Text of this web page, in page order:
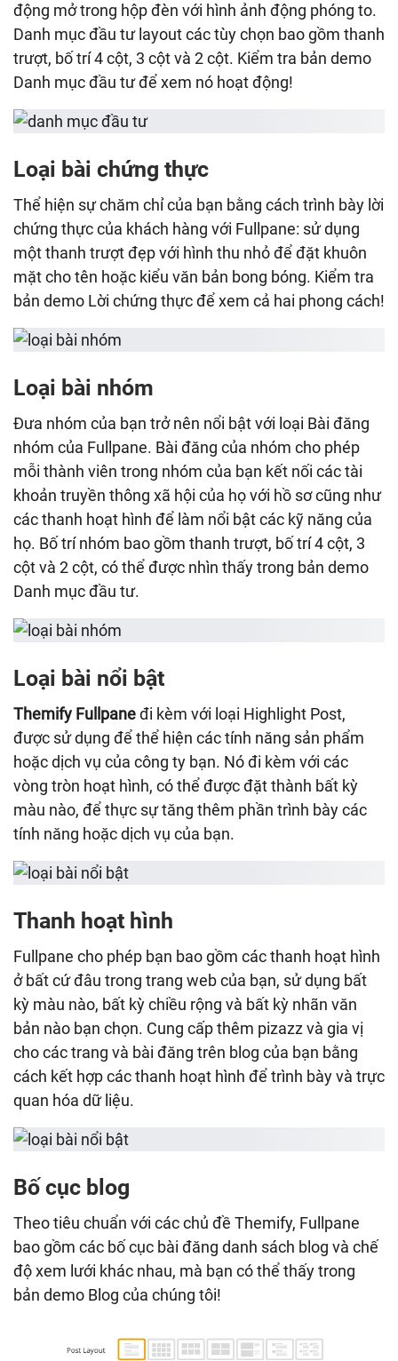
động mở trong hộp đèn với hình ảnh động phóng to.
Danh mục đầu tư layout các tùy chọn bao gồm thanh
trượt, bố trí 4 cột, 3 cột và 2 cột. Kiểm tra bản demo
Danh mục đầu tư để xem nó hoạt động!
Loại bài chứng thực
Thể hiện sự chăm chỉ của bạn bằng cách trình bày lời
chứng thực của khách hàng với Fullpane: sử dụng
một thanh trượt đẹp với hình thu nhỏ để đặt khuôn
mặt cho tên hoặc kiểu văn bản bong bóng. Kiểm tra
bản demo Lời chứng thực để xem cả hai phong cách!
Loại bài nhóm
Đưa nhóm của bạn trở nên nổi bật với loại Bài đăng
nhóm của Fullpane. Bài đăng của nhóm cho phép
mỗi thành viên trong nhóm của bạn kết nối các tài
khoản truyền thông xã hội của họ với hồ sơ cũng như
các thanh hoạt hình để làm nổi bật các kỹ năng của
họ. Bố trí nhóm bao gồm thanh trượt, bố trí 4 cột, 3
cột và 2 cột, có thể được nhìn thấy trong bản demo
Danh mục đầu tư.
Loại bài nổi bật
Themify Fullpaneđi kèm với loại Highlight Post,
được sử dụng để thể hiện các tính năng sản phẩm
hoặc dịch vụ của công ty bạn. Nó đi kèm với các
vòng tròn hoạt hình, có thể được đặt thành bất kỳ
màu nào, để thực sự tăng thêm phần trình bày các
tính năng hoặc dịch vụ của bạn.
Thanh hoạt hình
Fullpane cho phép bạn bao gồm các thanh hoạt hình
ở bất cứ đâu trong trang web của bạn, sử dụng bất
kỳ màu nào, bất kỳ chiều rộng và bất kỳ nhãn văn
bản nào bạn chọn. Cung cấp thêm pizazz và gia vị
cho các trang và bài đăng trên blog của bạn bằng
cách kết hợp các thanh hoạt hình để trình bày và trực
quan hóa dữ liệu.
Bố cục blog
Theo tiêu chuẩn với các chủ đề Themify, Fullpane
bao gồm các bố cục bài đăng danh sách blog và chế
độ xem lưới khác nhau, mà bạn có thể thấy trong
bản demo Blog của chúng tôi!